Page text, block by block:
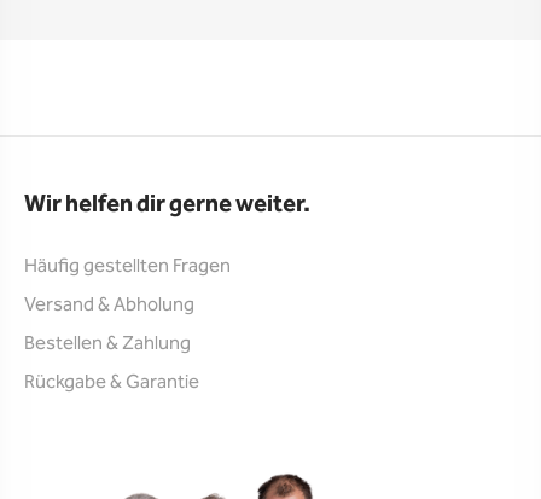
Wir helfen dir gerne weiter.
Häufig gestellten Fragen
Versand & Abholung
Bestellen & Zahlung
Rückgabe & Garantie